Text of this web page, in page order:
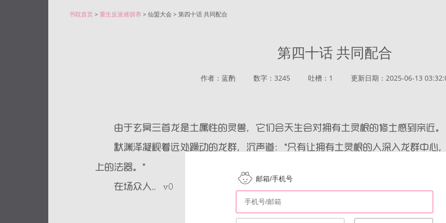
书耽首页> 重生反派难驯养 > 仙盟大会 > 第四十话 共同配合
第四十话 共同配合
作者：蓝酌 数字：3245 吐槽：1 更新日期：2025-06-13
邮箱/手机号